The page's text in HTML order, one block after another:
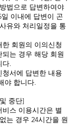
법으로 답변하여야
이내에 답변이 곤
유와 처리일정을 통
회원의 이의신청
는 경우 해당 회원
다.
서에 답변한 내용
야 합니다.
중단]
스 이용시간은 별
는 경우 24시간을 원